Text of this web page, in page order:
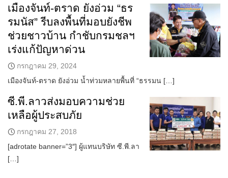
เมืองจันท์-ตราด ยังอ่วม “ธร
รมนัส” รีบลงพื้นที่มอบยังชีพ
ช่วยชาวบ้าน กำชับกรมชลฯ
เร่งแก้ปัญหาด่วน
กรกฎาคม 29, 2024
เมืองจันท์-ตราด ยังอ่วม น้ำท่วมหลายพื้นที่ “ธรรมน […]
ซี.พี.ลาวส่งมอบความช่วย
เหลือผู้ประสบภัย
กรกฎาคม 27, 2018
[adrotate banner=”3″] ผู้แทนบริษัท ซี.พี.ลา
[…]